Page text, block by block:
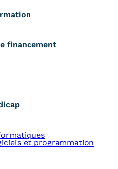
financement
et programmation